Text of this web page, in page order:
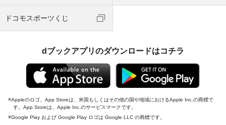
ドコモスポーツくじ
dブックアプリのダウンロードはコチラ
Appleのロゴ、App Storeは、米国もしくはその他の国や地域におけるApple Inc.の商標で
す。App Storeは、Apple Inc.のサービスマークです。
Google Play および Google Play ロゴは Google LLC の商標です。